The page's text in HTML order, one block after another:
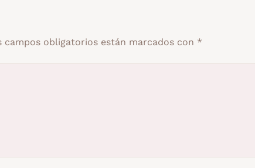
campos obligatorios están marcados con *